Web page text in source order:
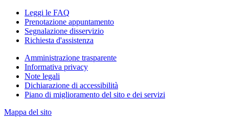
Leggi le FAQ
Prenotazione appuntamento
Segnalazione disservizio
Richiesta d'assistenza
Amministrazione trasparente
Informativa privacy
Note legali
Dichiarazione di accessibilità
Piano di miglioramento del sito e dei servizi
Mappa del sito